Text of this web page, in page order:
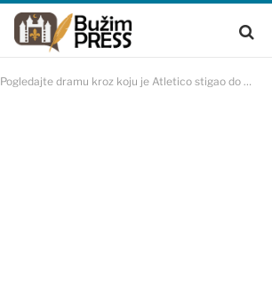
Pogledajte dramu kroz koju je Atletico stigao do četvrtfinala Lige prvaka